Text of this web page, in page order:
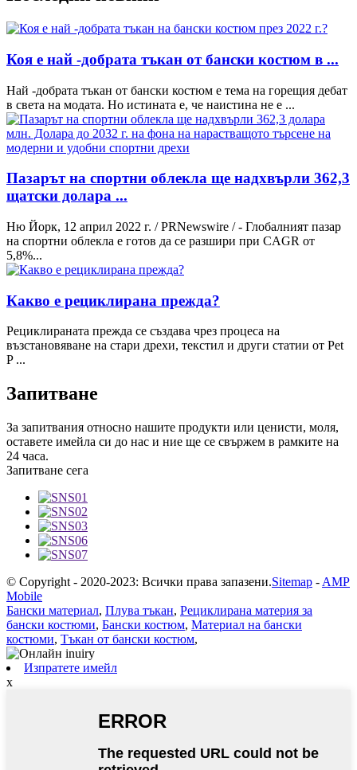
Коя е най -добрата тъкан от бански костюм в ...
Най -добрата тъкан от бански костюм е тема на горещия дебат
в света на модата. Но истината е, че наистина не е ...
Пазарът на спортни облекла ще надхвърли 362,3
щатски долара ...
Ню Йорк, 12 април 2022 г. / PRNewswire / - Глобалният пазар
на спортни облекла е готов да се разшири при CAGR от
5,8%...
Какво е рециклирана прежда?
Рециклираната прежда се създава чрез процеса на
възстановяване на стари дрехи, текстил и други статии от Pet
P ...
Запитване
За запитвания относно нашите продукти или ценисти, моля,
оставете имейла си до нас и ние ще се свържем в рамките на
24 часа.
Запитване сега
© Copyright - 2020-2023: Всички права запазени.Sitemap - AMP
Mobile
Бански материал, Плува тъкан, Рециклирана материя за
бански костюми, Бански костюм, Материал на бански
костюми, Тъкан от бански костюм,
Изпратете имейл
x